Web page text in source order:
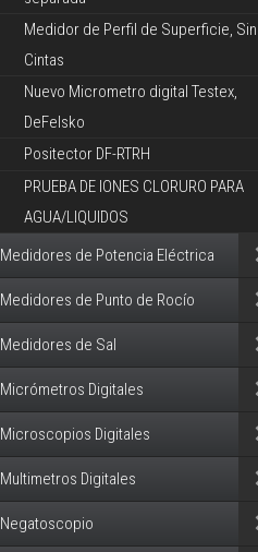
Medidor de Perfil de Superficie, Sin
Cintas
Nuevo Micrometro digital Testex,
DeFelsko
Positector DF-RTRH
PRUEBA DE IONES CLORURO PARA
AGUA/LIQUIDOS
Medidores de Potencia Eléctrica
Medidores de Punto de Rocío
Medidores de Sal
Micrómetros Digitales
Microscopios Digitales
Multimetros Digitales
Negatoscopio